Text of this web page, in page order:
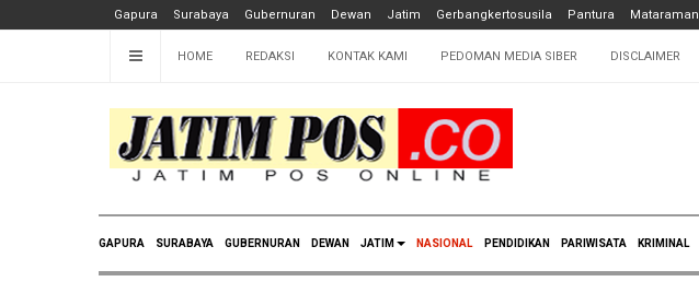
Gapura Surabaya Gubernuran Dewan Jatim Gerbangkertosusila Pantura Mataraman
HOME REDAKSI KONTAK KAMI PEDOMAN MEDIA SIBER DISCLAIMER
GAPURA SURABAYA GUBERNURAN DEWAN JATIM NASIONAL PENDIDIKAN PARIWISATA KRIMINAL